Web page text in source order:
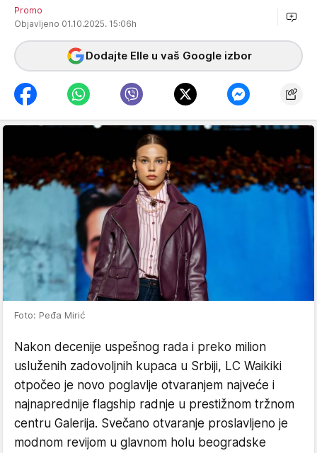
Promo
Objavljeno 01.10.2025. 15:06h
Dodajte Elle u vaš Google izbor
Foto: Peđa Mirić
Nakon decenije uspešnog rada i preko milion
usluženih zadovoljnih kupaca u Srbiji, LC Waikiki
otpočeo je novo poglavlje otvaranjem najveće i
najnaprednije flagship radnje u prestižnom tržnom
centru Galerija. Svečano otvaranje proslavljeno je
modnom revijom u glavnom holu beogradske